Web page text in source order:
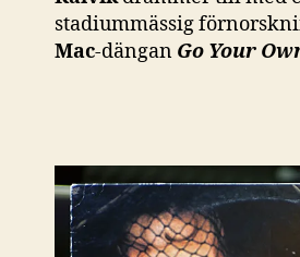
stadiummässig
Mac-dängan Go Your